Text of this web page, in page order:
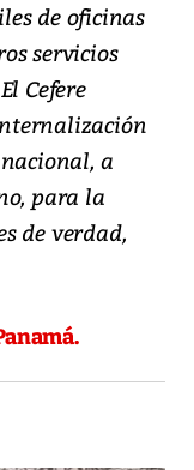
de oficinas
servicios
Cefere
a
para la
de verdad,